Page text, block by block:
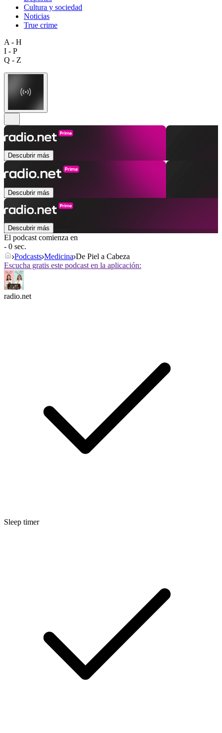
Cultura y sociedad
Noticias
True crime
A - H
I - P
Q - Z
Descubrir más
Descubrir más
Descubrir más
El podcast comienza en
- 0 sec.
Podcasts Medicina De Piel a Cabeza
Escucha gratis este podcast en la aplicación:
radio.net
Sleep timer